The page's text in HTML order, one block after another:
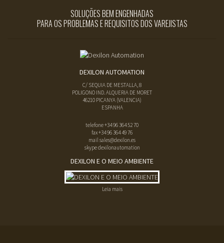
SOLUÇÕES BEM ENGENHADAS
PARA OS PROBLEMAS E REQUISITOS DOS VAREJISTAS
DEXILON AUTOMATION
C/ SEQUIA DE MESTALLA, 8
POLIGONO IND. ALQUERIA DE MORET
46210 PICANYA (VALENCIA)
ESPANHA
telefone+34 96 364 52 70
fax+34 96 364 49 76
mail sales@dexilon.es
skype dexilonautomation
DEXILON E O MEIO AMBIENTE
Leia mais